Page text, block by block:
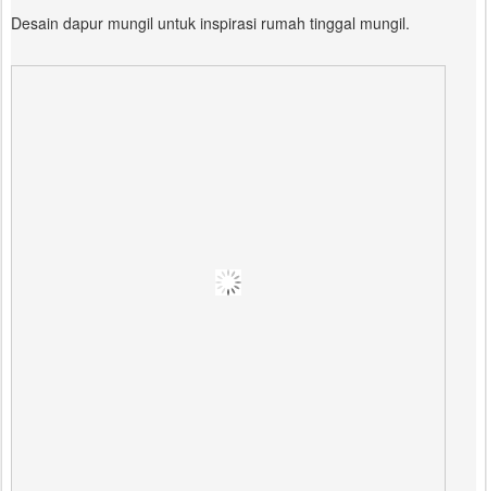
Desain dapur mungil untuk inspirasi rumah tinggal mungil.